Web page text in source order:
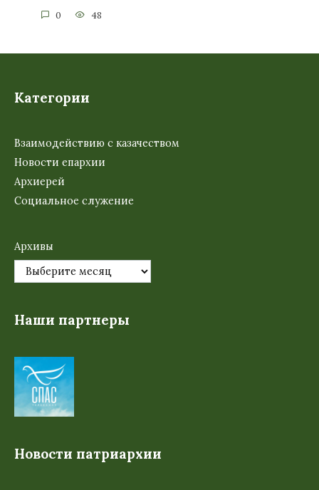
0 48
Категории
Взаимодействию с казачеством
Новости епархии
Архиерей
Социальное служение
Архивы
Наши партнеры
Новости патриархии